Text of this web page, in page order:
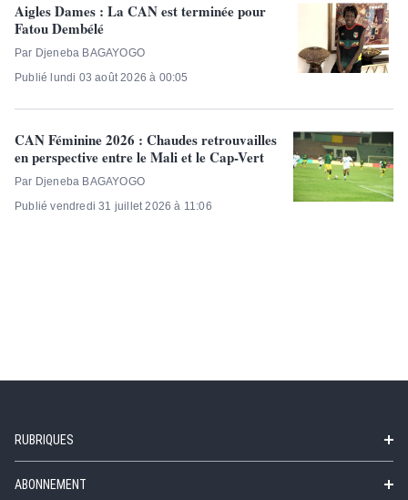
Aigles Dames : La CAN est terminée pour
Fatou Dembélé
Par Djeneba BAGAYOGO
Publié lundi 03 août 2026 à 00:05
CAN Féminine 2026 : Chaudes retrouvailles
en perspective entre le Mali et le Cap-Vert
Par Djeneba BAGAYOGO
Publié vendredi 31 juillet 2026 à 11:06
RUBRIQUES
ABONNEMENT